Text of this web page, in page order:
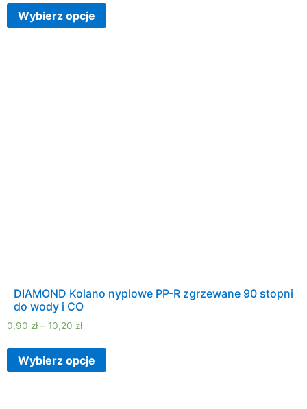
Wybierz opcje
DIAMOND Kolano nyplowe PP-R zgrzewane 90 stopni
do wody i CO
0,90 zł – 10,20 zł
Wybierz opcje